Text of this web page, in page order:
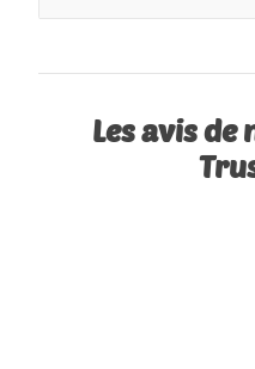
Les avis de